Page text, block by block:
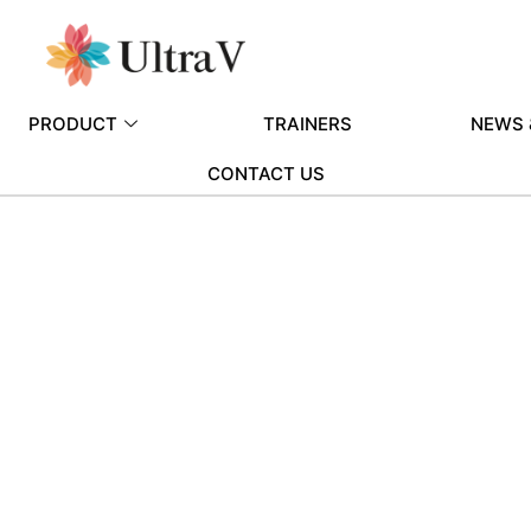
PRODUCT TRAINERS NEWS
CONTACT US